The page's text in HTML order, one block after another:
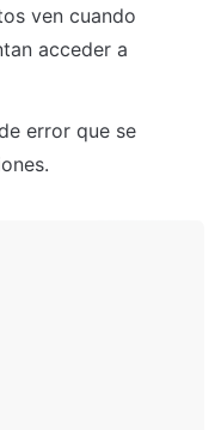
ven cuando
acceder a
error que se